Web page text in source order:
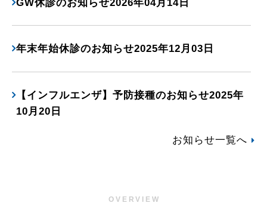
年末年始休診のお知らせ2025年12月03日
【インフルエンザ】予防接種のお知らせ2025年
10月20日
お知らせ一覧へ
OVERVIEW